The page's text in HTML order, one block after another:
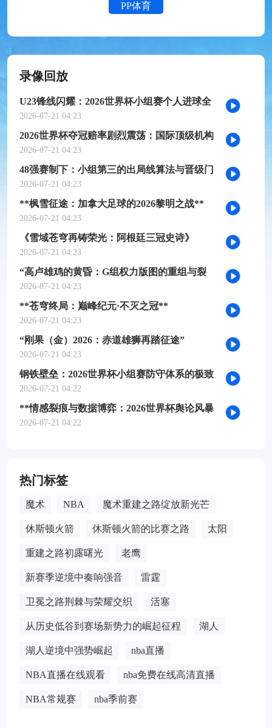
PP体育
录像回放
U23锋线闪耀：2026世界杯小组赛个人进球全
记录
2026-07-21 04:23
2026世界杯夺冠赔率剧烈震荡：国际顶级机构
最新榜单出炉
2026-07-21 04:23
48强赛制下：小组第三的出局线算法与晋级门
槛推演
2026-07-21 04:23
**枫雪征途：加拿大足球的2026黎明之战**
2026-07-21 04:23
《雪域苍穹再铸荣光：阿根廷三冠史诗》
2026-07-21 04:23
“高卢雄鸡的黄昏：G组权力版图的重组与裂
变”
2026-07-21 04:23
**苍穹终局：巅峰纪元·不灭之冠**
2026-07-21 04:23
“刚果（金）2026：赤道雄狮再踏征途”
2026-07-21 04:23
钢铁壁垒：2026世界杯小组赛防守体系的极致
博弈
2026-07-21 04:22
**情感裂痕与数据博弈：2026世界杯舆论风暴
的多维解构**
2026-07-21 04:22
热门标签
魔术 NBA 魔术重建之路绽放新光芒
休斯顿火箭 休斯顿火箭的比赛之路 太阳
重建之路初露曙光 老鹰
新赛季逆境中奏响强音 雷霆
卫冕之路荆棘与荣耀交织 活塞
从历史低谷到赛场新势力的崛起征程 湖人
湖人逆境中强势崛起 nba直播
NBA直播在线观看 nba免费在线高清直播
NBA常规赛 nba季前赛